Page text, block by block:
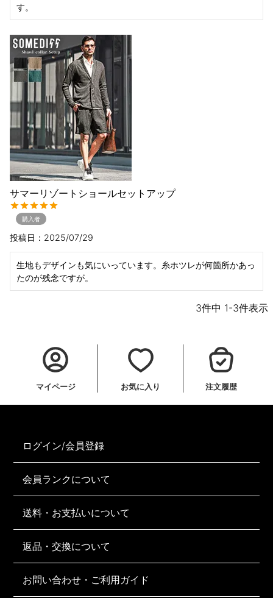
す。
サマーリゾートショールセットアップ
購入者
投稿日 2025/07/29
生地もデザインも気にいっています。糸ホツレが何箇所かあっ
たのが残念ですが。
3件中 1-3件表示
マイページ お気に入り 注文履歴
ログイン/会員登録
会員ランクについて
送料・お支払いについて
返品・交換について
お問い合わせ・ご利用ガイド